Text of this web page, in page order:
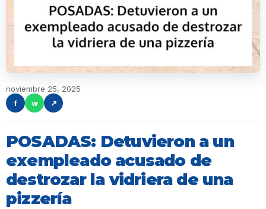
noviembre 25, 2025
f
w ↗
POSADAS: Detuvieron a un
exempleado acusado de
destrozar la vidriera de una
pizzería